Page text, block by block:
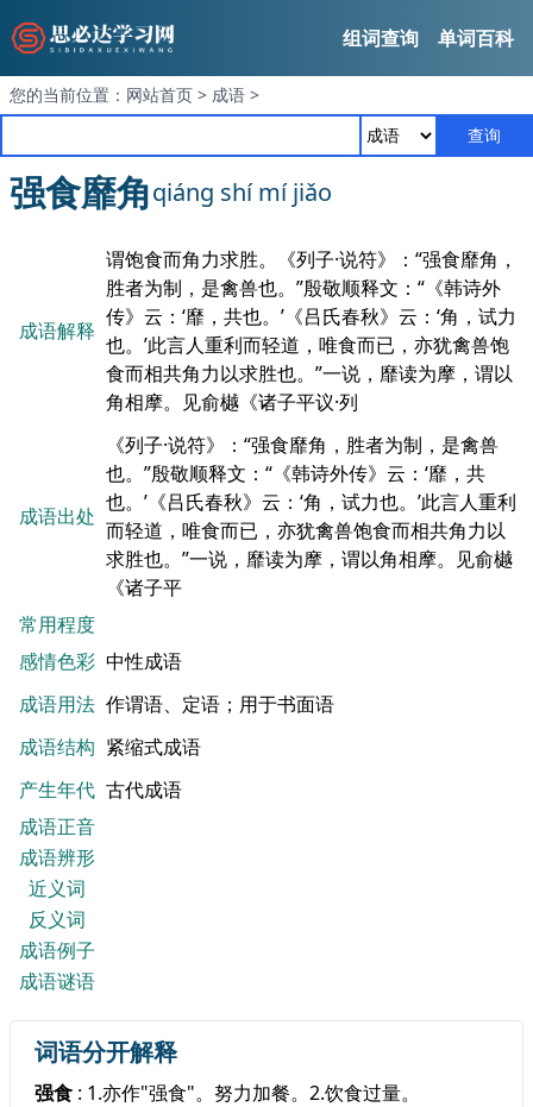
组词查询 单词百科
您的当前位置： 网站首页 > 成语 >
查询
强食靡角qiáng shí mí jiǎo
成语解释
谓饱食而角力求胜。《列子·说符》：“强食靡角，
胜者为制，是禽兽也。”殷敬顺释文：“《韩诗外
传》云：‘靡，共也。’《吕氏春秋》云：‘角，试力
也。’此言人重利而轻道，唯食而已，亦犹禽兽饱
食而相共角力以求胜也。”一说，靡读为摩，谓以
角相摩。见俞樾《诸子平议·列
成语出处
《列子·说符》：“强食靡角，胜者为制，是禽兽
也。”殷敬顺释文：“《韩诗外传》云：‘靡，共
也。’《吕氏春秋》云：‘角，试力也。’此言人重利
而轻道，唯食而已，亦犹禽兽饱食而相共角力以
求胜也。”一说，靡读为摩，谓以角相摩。见俞樾
《诸子平
常用程度
感情色彩 中性成语
成语用法 作谓语、定语；用于书面语
成语结构 紧缩式成语
产生年代 古代成语
成语正音
成语辨形
近义词
反义词
成语例子
成语谜语
词语分开解释
强食 : 1.亦作"强食"。努力加餐。2.饮食过量。